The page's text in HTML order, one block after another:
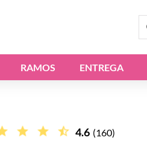
RAMOS ENTREGA
4.6 (160)